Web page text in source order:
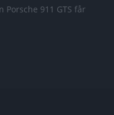
911 GTS får